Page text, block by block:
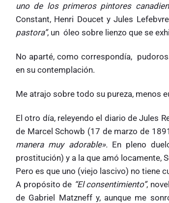
uno de los primeros pintores
Constant, Henri Doucet y Jules
pastora”, un óleo sobre lienzo que se
No aparté, como correspondía,
en su contemplación.
Me atrajo sobre todo su pureza, menos
El otro día, releyendo el diario de Jules
de Marcel Schowb (17 de marzo de
manera muy adorable».En pleno
prostitución) y a la que amó locamente,
Pero es que uno (viejo lascivo) no tiene
A propósito de “El consentimiento”,
de Gabriel Matzneff y, aunque me